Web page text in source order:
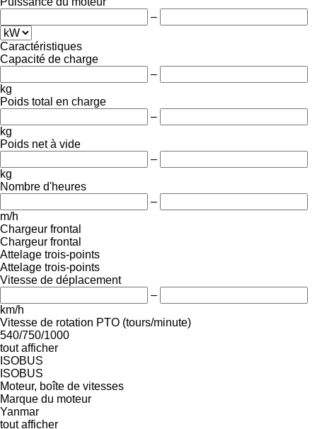
–
Caractéristiques
Capacité de charge
–
kg
Poids total en charge
–
kg
Poids net à vide
–
kg
Nombre d'heures
–
m/h
Chargeur frontal
Chargeur frontal
Attelage trois-points
Attelage trois-points
Vitesse de déplacement
–
km/h
Vitesse de rotation PTO (tours/minute)
540/750/1000
tout afficher
ISOBUS
ISOBUS
Moteur, boîte de vitesses
Marque du moteur
Yanmar
tout afficher